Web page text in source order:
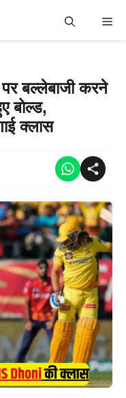
बल्लेबाजी करने
बोल्ड,
क्लास